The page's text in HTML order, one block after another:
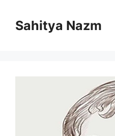
Sahitya Nazm